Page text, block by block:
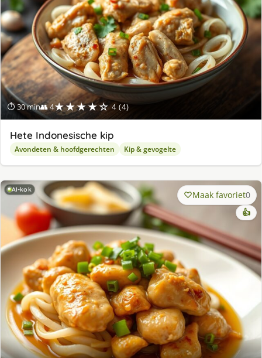
⏱ 30 min👥 4★★★★☆ 4 (4)
Hete Indonesische kip
Avondeten & hoofdgerechten Kip & gevogelte
AI-kok Maak favoriet0
👍